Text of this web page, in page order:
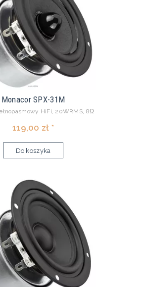
Monacor SPX-31M
HiFi, 20WRMS, 8Ω
119,00 zł *
Do koszyka